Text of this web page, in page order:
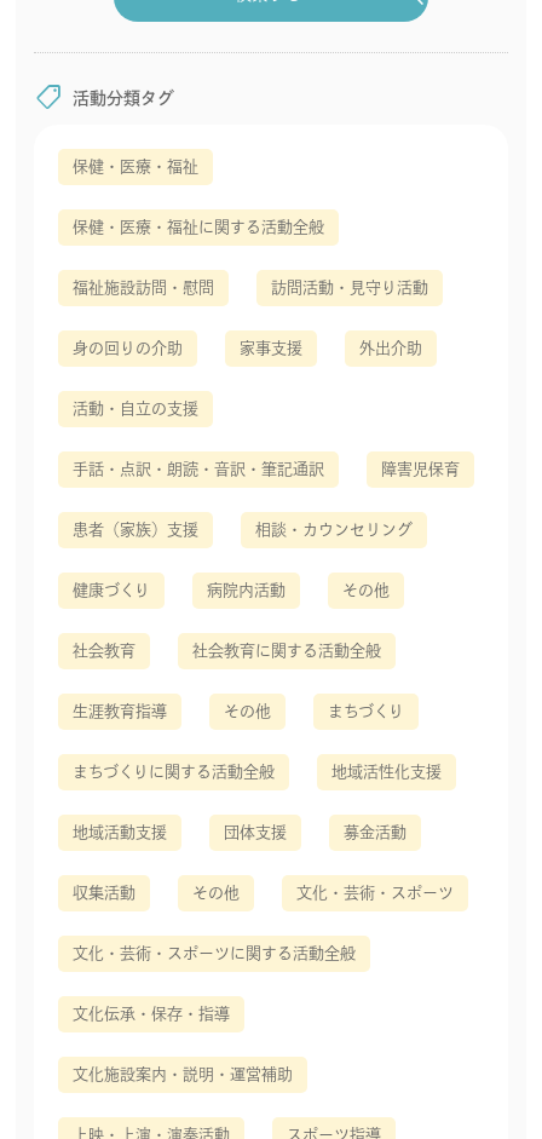
shoppingmode 活動分類タグ
保健・医療・福祉
保健・医療・福祉に関する活動全般
福祉施設訪問・慰問 訪問活動・見守り活動
身の回りの介助 家事支援 外出介助
活動・自立の支援
手話・点訳・朗読・音訳・筆記通訳 障害児保育
患者（家族）支援 相談・カウンセリング
健康づくり 病院内活動 その他
社会教育 社会教育に関する活動全般
生涯教育指導 その他 まちづくり
まちづくりに関する活動全般 地域活性化支援
地域活動支援 団体支援 募金活動
収集活動 その他 文化・芸術・スポーツ
文化・芸術・スポーツに関する活動全般
文化伝承・保存・指導
文化施設案内・説明・運営補助
上映・上演・演奏活動 スポーツ指導